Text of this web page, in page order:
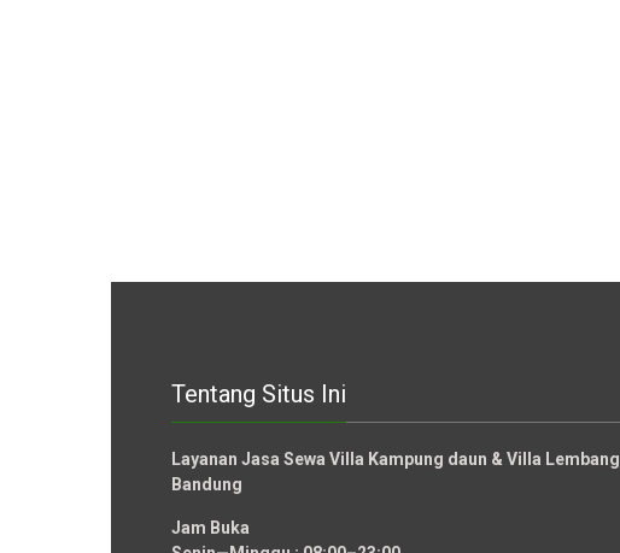
Tentang Situs Ini
Layanan Jasa Sewa Villa Kampung daun & Villa Lembang
Bandung
Jam Buka